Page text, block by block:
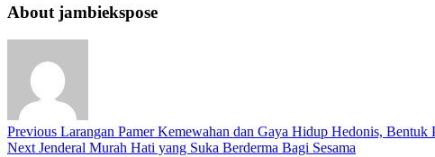
About jambiekspose
Previous Larangan Pamer Kemewahan dan Gaya Hidup Hedonis,
Next Jenderal Murah Hati yang Suka Berderma Bagi Sesama